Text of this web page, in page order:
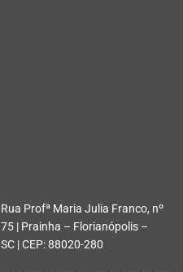
Rua Profª Maria Julia Franco, nº
75 | Prainha – Florianópolis –
SC | CEP: 88020-280